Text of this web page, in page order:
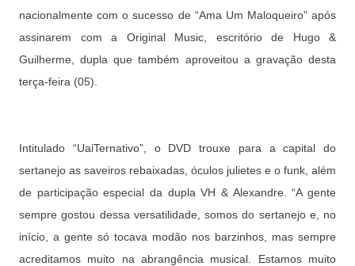
nacionalmente com o sucesso de “Ama Um Maloqueiro” após
assinarem com a Original Music, escritório de Hugo &
Guilherme, dupla que também aproveitou a gravação desta
terça-feira (05).
Intitulado “UaiTernativo”, o DVD trouxe para a capital do
sertanejo as saveiros rebaixadas, óculos julietes e o funk, além
de participação especial da dupla VH & Alexandre. “A gente
sempre gostou dessa versatilidade, somos do sertanejo e, no
início, a gente só tocava modão nos barzinhos, mas sempre
acreditamos muito na abrangência musical. Estamos muito